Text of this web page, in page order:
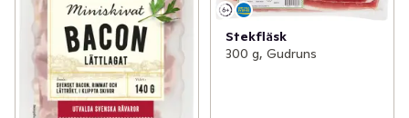
Stekfläsk
300 g, Gudruns